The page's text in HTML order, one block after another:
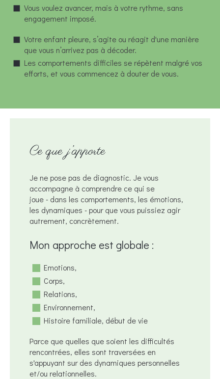
Vous voulez avancer, mais à votre rythme, sans
engagement imposé.
Votre enfant pleure, s’agite ou réagit d'une manière
que vous n’arrivez pas à décoder.
Les comportements difficiles se répètent malgré vos
efforts, et vous commencez à douter de vous.
Ce que j’apporte
Je ne pose pas de diagnostic. Je vous
accompagne à comprendre ce qui se
joue - dans les comportements, les émotions,
les dynamiques - pour que vous puissiez agir
autrement, concrètement.
Mon approche est globale :
Emotions,
Corps,
Relations,
Environnement,
Histoire familiale, début de vie
Parce que quelles que soient les difficultés
rencontrées, elles sont traversées en
s'appuyant sur des dynamiques personnelles
et/ou relationnelles.